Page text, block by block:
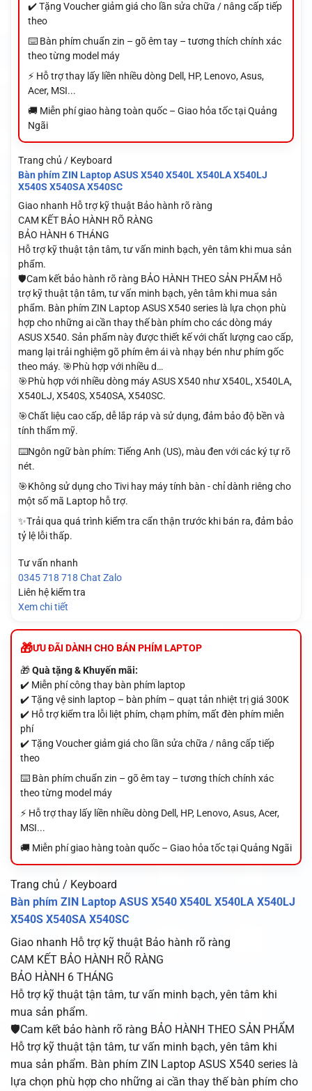
✔️ Tặng Voucher giảm giá cho lần sửa chữa / nâng cấp tiếp
theo
⌨️ Bàn phím chuẩn zin – gõ êm tay – tương thích chính xác
theo từng model máy
⚡ Hỗ trợ thay lấy liền nhiều dòng Dell, HP, Lenovo, Asus,
Acer, MSI...
🚚 Miễn phí giao hàng toàn quốc – Giao hỏa tốc tại Quảng
Ngãi
Trang chủ / Keyboard
Bàn phím ZIN Laptop ASUS X540 X540L X540LA X540LJ
X540S X540SA X540SC
Giao nhanh Hỗ trợ kỹ thuật Bảo hành rõ ràng
CAM KẾT BẢO HÀNH RÕ RÀNG
BẢO HÀNH 6 THÁNG
Hỗ trợ kỹ thuật tận tâm, tư vấn minh bạch, yên tâm khi mua sản
phẩm.
🛡️Cam kết bảo hành rõ ràng BẢO HÀNH THEO SẢN PHẨM Hỗ
trợ kỹ thuật tận tâm, tư vấn minh bạch, yên tâm khi mua sản
phẩm. Bàn phím ZIN Laptop ASUS X540 series là lựa chọn phù
hợp cho những ai cần thay thế bàn phím cho các dòng máy
ASUS X540. Sản phẩm này được thiết kế với chất lượng cao cấp,
mang lại trải nghiệm gõ phím êm ái và nhạy bén như phím gốc
theo máy. 🎯Phù hợp với nhiều d…
🎯Phù hợp với nhiều dòng máy ASUS X540 như X540L, X540LA,
X540LJ, X540S, X540SA, X540SC.
🎯Chất liệu cao cấp, dễ lắp ráp và sử dụng, đảm bảo độ bền và
tính thẩm mỹ.
⌨️Ngôn ngữ bàn phím: Tiếng Anh (US), màu đen với các ký tự rõ
nét.
🎯Không sử dụng cho Tivi hay máy tính bàn - chỉ dành riêng cho
một số mã Laptop hỗ trợ.
✨Trải qua quá trình kiểm tra cẩn thận trước khi bán ra, đảm bảo
tỷ lệ lỗi thấp.
Tư vấn nhanh
0345 718 718 Chat Zalo
Liên hệ kiểm tra
Xem chi tiết
ƯU ĐÃI DÀNH CHO BÁN PHÍM LAPTOP
🎁Quà tặng & Khuyến mãi:
✔️ Miễn phí công thay bàn phím laptop
✔️ Tặng vệ sinh laptop – bàn phím – quạt tản nhiệt trị giá 300K
✔️ Hỗ trợ kiểm tra lỗi liệt phím, chạm phím, mất đèn phím miễn
phí
✔️ Tặng Voucher giảm giá cho lần sửa chữa / nâng cấp tiếp
theo
⌨️ Bàn phím chuẩn zin – gõ êm tay – tương thích chính xác
theo từng model máy
⚡ Hỗ trợ thay lấy liền nhiều dòng Dell, HP, Lenovo, Asus, Acer,
MSI...
🚚 Miễn phí giao hàng toàn quốc – Giao hỏa tốc tại Quảng Ngãi
Trang chủ / Keyboard
Bàn phím ZIN Laptop ASUS X540 X540L X540LA X540LJ
X540S X540SA X540SC
Giao nhanh Hỗ trợ kỹ thuật Bảo hành rõ ràng
CAM KẾT BẢO HÀNH RÕ RÀNG
BẢO HÀNH 6 THÁNG
Hỗ trợ kỹ thuật tận tâm, tư vấn minh bạch, yên tâm khi
mua sản phẩm.
🛡️Cam kết bảo hành rõ ràng BẢO HÀNH THEO SẢN PHẨM
Hỗ trợ kỹ thuật tận tâm, tư vấn minh bạch, yên tâm khi
mua sản phẩm. Bàn phím ZIN Laptop ASUS X540 series là
lựa chọn phù hợp cho những ai cần thay thế bàn phím cho